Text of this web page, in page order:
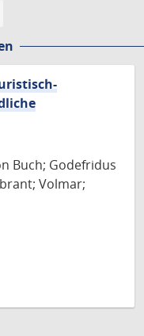
Buch; Godefridus
Volmar;